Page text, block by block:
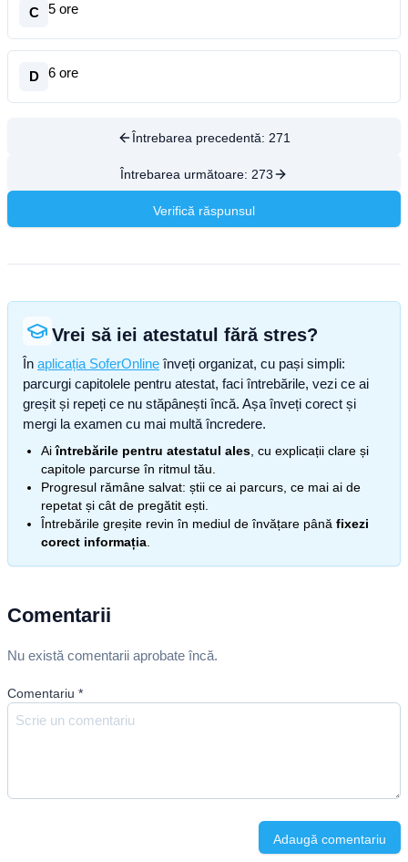
C 5 ore
D 6 ore
Întrebarea precedentă: 271
Întrebarea următoare: 273
Verifică răspunsul
Vrei să iei atestatul fără stres?
În aplicația SoferOnline înveți organizat, cu pași simpli:
parcurgi capitolele pentru atestat, faci întrebările, vezi ce ai
greșit și repeți ce nu stăpânești încă. Așa înveți corect și
mergi la examen cu mai multă încredere.
Aiîntrebările pentru atestatul ales , cu explicații clare și
capitole parcurse în ritmul tău.
Progresul rămâne salvat: știi ce ai parcurs, ce mai ai de
repetat și cât de pregătit ești.
Întrebările greșite revin în mediul de învățare până fixezi
corect informația
Comentarii
Nu există comentarii aprobate încă.
Comentariu *
Adaugă comentariu